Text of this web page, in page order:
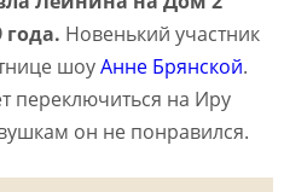
года. Новенький участник
шоуАнне Брянской.
переключиться на Иру
он не понравился.